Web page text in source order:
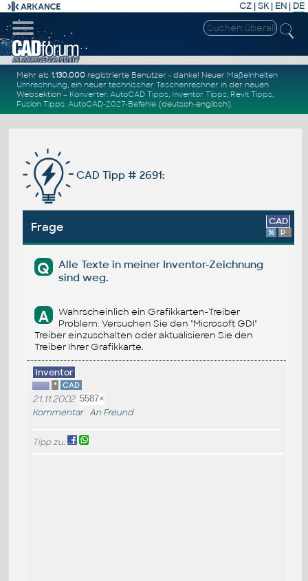
CZ | SK| EN | DE
Mehr als1.130.000 registrierte Benutzer - danke! Neuer Maßeinheiten
Umrechnung, ein neuertechnischer Taschenrechner in der neuen
Websektion – Konverter.AutoCAD Tipps, Inventor Tipps, Revit Tipps,
Fusion Tipps.AutoCAD-2027-Befehle (deutsch-englisch).
CAD Tipp # 2691:
Frage CAD
% Platform
Q
Alle Texte in meiner Inventor-Zeichnung
sind weg.
A
Wahrscheinlich ein Grafikkarten-Treiber
Problem. Versuchen Sie den "Microsoft GDI"
Treiber einzuschalten oder aktualisieren Sie den
Treiber Ihrer Grafikkarte.
Inventor
* CAD
21.11.2002 5587×
Kommentar An Freund
Tipp zu: